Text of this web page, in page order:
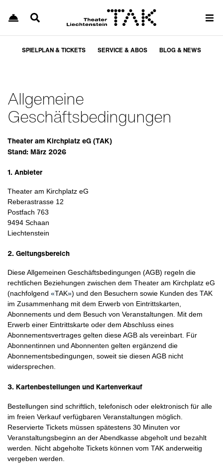
SPIELPLAN & TICKETS SERVICE & ABOS BLOG & NEWS
Allgemeine
Geschäftsbedingungen
Theater am Kirchplatz eG (TAK)
Stand: März 2026
1. Anbieter
Theater am Kirchplatz eG
Reberastrasse 12
Postfach 763
9494 Schaan
Liechtenstein
2. Geltungsbereich
Diese Allgemeinen Geschäftsbedingungen (AGB) regeln die
rechtlichen Beziehungen zwischen dem Theater am Kirchplatz eG
(nachfolgend «TAK») und den Besuchern sowie Kunden des TAK
im Zusammenhang mit dem Erwerb von Eintrittskarten,
Abonnements und dem Besuch von Veranstaltungen. Mit dem
Erwerb einer Eintrittskarte oder dem Abschluss eines
Abonnementsvertrages gelten diese AGB als vereinbart. Für
Abonnentinnen und Abonnenten gelten ergänzend die
Abonnementsbedingungen, soweit sie diesen AGB nicht
widersprechen.
3. Kartenbestellungen und Kartenverkauf
Bestellungen sind schriftlich, telefonisch oder elektronisch für alle
im freien Verkauf verfügbaren Veranstaltungen möglich.
Reservierte Tickets müssen spätestens 30 Minuten vor
Veranstaltungsbeginn an der Abendkasse abgeholt und bezahlt
werden. Nicht abgeholte Tickets können vom TAK anderweitig
vergeben werden.